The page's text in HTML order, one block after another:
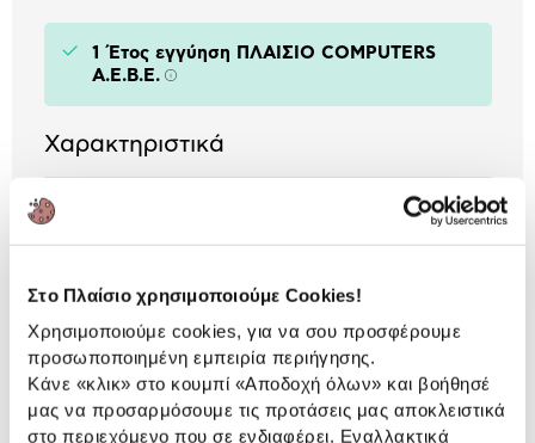
Στο Πλαίσιο χρησιμοποιούμε Cookies!
Χρησιμοποιούμε cookies, για να σου προσφέρουμε
προσωποποιημένη εμπειρία περιήγησης.
Κάνε «κλικ» στο κουμπί «Αποδοχή όλων» και βοήθησέ
μας να προσαρμόσουμε τις προτάσεις μας αποκλειστικά
στο περιεχόμενο που σε ενδιαφέρει. Εναλλακτικά
1 Έτος εγγύηση ΠΛΑΙΣΙΟ COMPUTERS
A.E.B.E. Πληροφορίες
Χαρακτηριστικά
1xΘύρα Ethernet
Αναλυτική
παρουσίαση
Προδιαγραφές
προϊόντος